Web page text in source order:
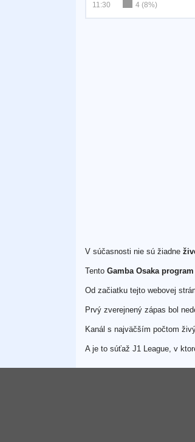
11:30
4 (8%)
V súčasnosti nie sú žiadne
Tento Gamba Osaka
Od začiatku tejto webovej
Prvý zverejnený zápas bol
Kanál s najväčším počtom
A je to súťaž J1 League, v